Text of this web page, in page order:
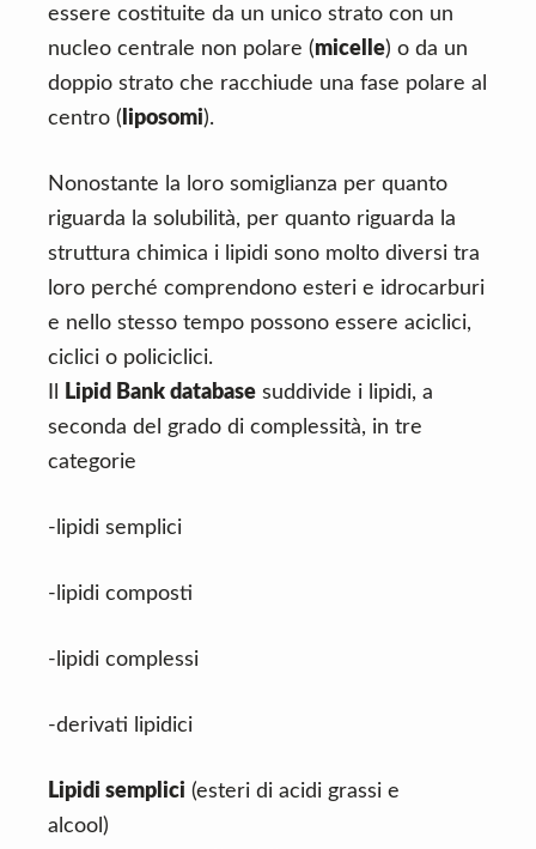
essere costituite da un unico strato con un
nucleo centrale non polare (micelle) o da un
doppio strato che racchiude una fase polare al
centro ( liposomi).
Nonostante la loro somiglianza per quanto
riguarda la solubilità, per quanto riguarda la
struttura chimica i lipidi sono molto diversi tra
loro perché comprendono esteri e idrocarburi
e nello stesso tempo possono essere aciclici,
ciclici o policiclici.
Lipid Bank database suddivide i lipidi, a
seconda del grado di complessità, in tre
categorie
-lipidi semplici
-lipidi composti
-lipidi complessi
-derivati lipidici
Lipidi semplici (esteri di acidi grassi e
alcool)